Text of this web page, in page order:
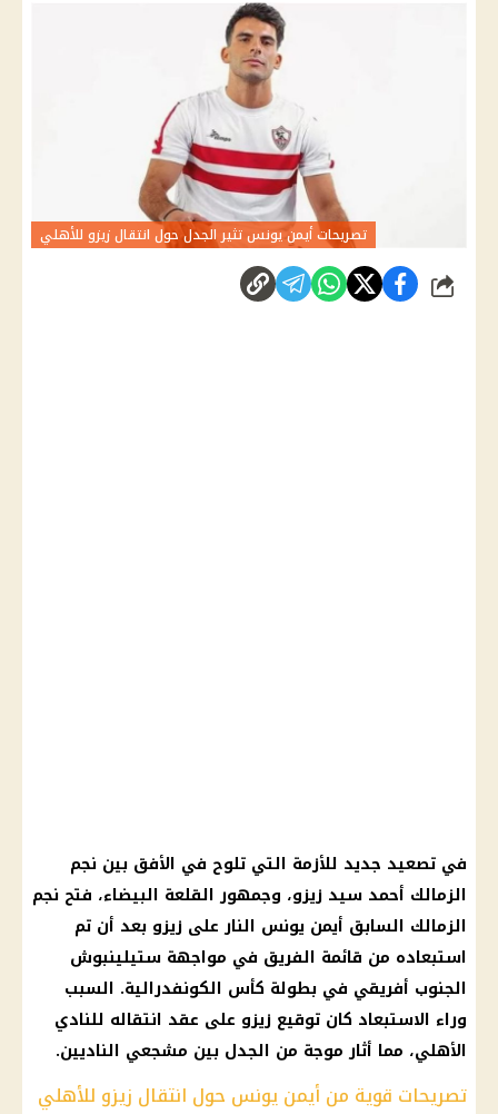
تصريحات أيمن يونس تثير الجدل حول انتقال زيزو للأهلي
شارك
في تصعيد جديد للأزمة التي تلوح في الأفق بين نجم
الزمالك أحمد سيد زيزو، وجمهور القلعة البيضاء، فتح نجم
الزمالك السابق أيمن يونس النار على زيزو بعد أن تم
استبعاده من قائمة الفريق في مواجهة ستيلينبوش
الجنوب أفريقي في بطولة كأس الكونفدرالية. السبب
وراء الاستبعاد كان توقيع زيزو على عقد انتقاله للنادي
الأهلي، مما أثار موجة من الجدل بين مشجعي الناديين.
تصريحات قوية من أيمن يونس حول انتقال زيزو للأهلي